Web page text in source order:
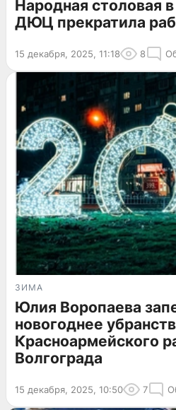
Народная столовая
ДЮЦ прекратила
15 декабря, 2025, 11:18 8
ЗИМА
Юлия Воропаева
новогоднее
Красноармейского
Волгограда
15 декабря, 2025, 10:50 7